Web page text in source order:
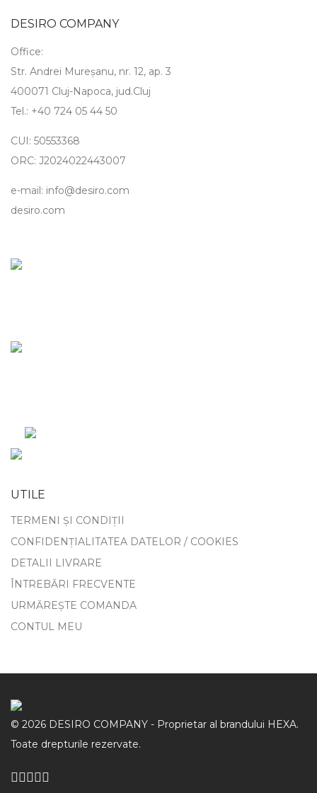
DESIRO COMPANY
Office:
Str. Andrei Mureșanu, nr. 12, ap. 3
400071 Cluj-Napoca, jud.Cluj
Tel.: +40 724 05 44 50
CUI: 50553368
ORC: J2024022443007
e-mail: info@desiro.com
desiro.com
UTILE
TERMENI ȘI CONDIȚII
CONFIDENȚIALITATEA DATELOR / COOKIES
DETALII LIVRARE
ÎNTREBĂRI FRECVENTE
URMĂREȘTE COMANDA
CONTUL MEU
© 2026 DESIRO COMPANY - Proprietar al brandului HEXA.
Toate drepturile rezervate.